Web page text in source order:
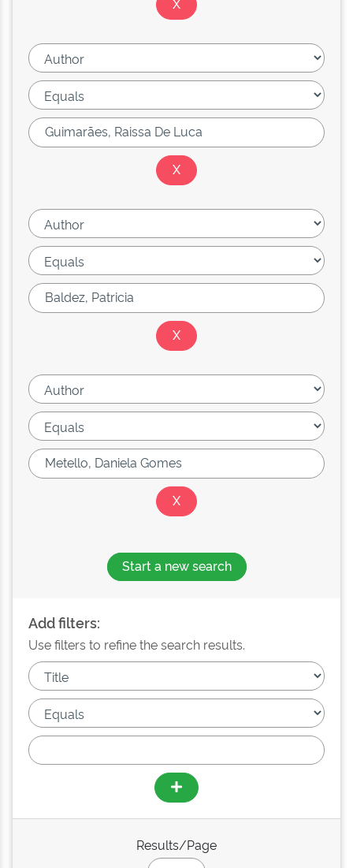
Start a new search
Add filters:
Use filters to refine the search results.
Results/Page